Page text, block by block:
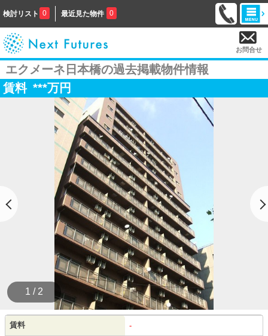
検討リスト 0 最近見た物件 0
お問合せ
エクメーネ日本橋の過去掲載物件情報
賃料 ***万円
1 / 2
賃料 -